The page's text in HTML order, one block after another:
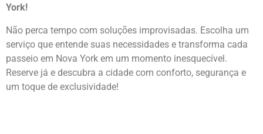
York!
Não perca tempo com soluções improvisadas. Escolha um
serviço que entende suas necessidades e transforma cada
passeio em Nova York em um momento inesquecível.
Reserve já e descubra a cidade com conforto, segurança e
um toque de exclusividade!